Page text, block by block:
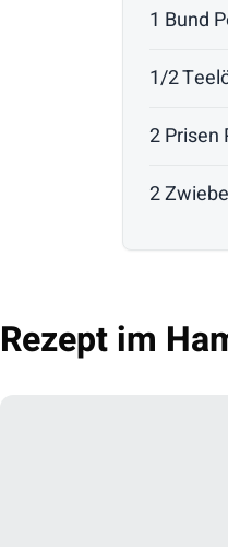
1 Bund
1/2
2 Prisen
2
Rezept im